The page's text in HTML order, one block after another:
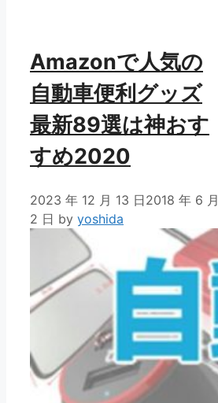
Amazonで人気の
自動車便利グッズ
最新89選は神おす
すめ2020
2023 年 12 月 13 日2018 年 6 月
2 日 by yoshida